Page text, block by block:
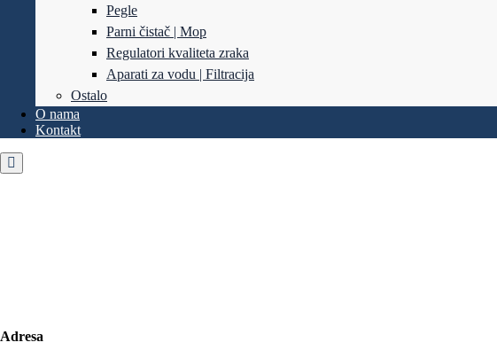
Pegle
Parni čistač | Mop
Regulatori kvaliteta zraka
Aparati za vodu | Filtracija
Ostalo
O nama
Kontakt
Adresa